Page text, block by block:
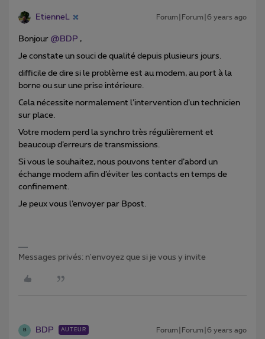
EtienneL Forum|Forum|6 years ago
Bonjour @BDP ,
Je constate un souci de qualité depuis plusieurs jours.
difficile de dire si le problème est au modem, au port à la
borne ou sur une prise intérieure.
Cela nécessite normalement l’intervention d’un technicien
sur place.
Votre modem perd la synchro très régulièrement et
beaucoup d’erreurs de transmissions.
Si vous le souhaitez, nous pouvons tenter d’abord un
échange modem afin d’éviter les contacts en temps de
confinement.
Je peux vous l’envoyer par Bpost.
Messages privés: n'envoyez que si je vous y invite
B BDP AUTEUR Forum|Forum|6 years ago